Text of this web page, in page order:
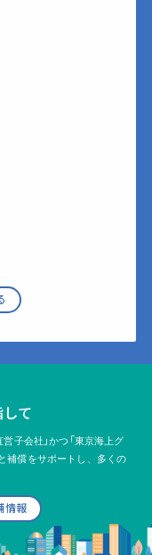
て
子会社」かつ「東京海上グ
補償をサポートし、多くの
情報